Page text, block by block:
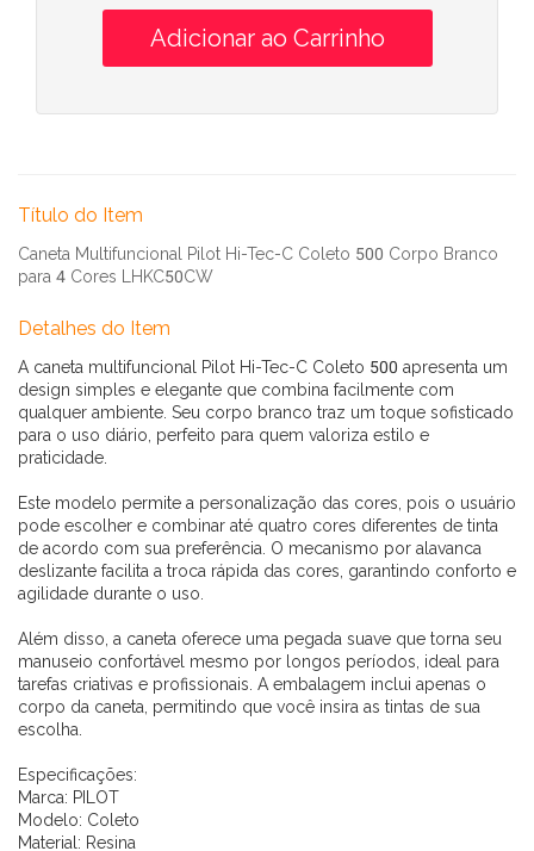
Título do Item
Caneta Multifuncional Pilot Hi-Tec-C Coleto 500 Corpo Branco
para 4 Cores LHKC50CW
Detalhes do Item
A caneta multifuncional Pilot Hi-Tec-C Coleto 500 apresenta um
design simples e elegante que combina facilmente com
qualquer ambiente. Seu corpo branco traz um toque sofisticado
para o uso diário, perfeito para quem valoriza estilo e
praticidade.
Este modelo permite a personalização das cores, pois o usuário
pode escolher e combinar até quatro cores diferentes de tinta
de acordo com sua preferência. O mecanismo por alavanca
deslizante facilita a troca rápida das cores, garantindo conforto e
agilidade durante o uso.
Além disso, a caneta oferece uma pegada suave que torna seu
manuseio confortável mesmo por longos períodos, ideal para
tarefas criativas e profissionais. A embalagem inclui apenas o
corpo da caneta, permitindo que você insira as tintas de sua
escolha.
Especificações:
Marca: PILOT
Modelo: Coleto
Material: Resina